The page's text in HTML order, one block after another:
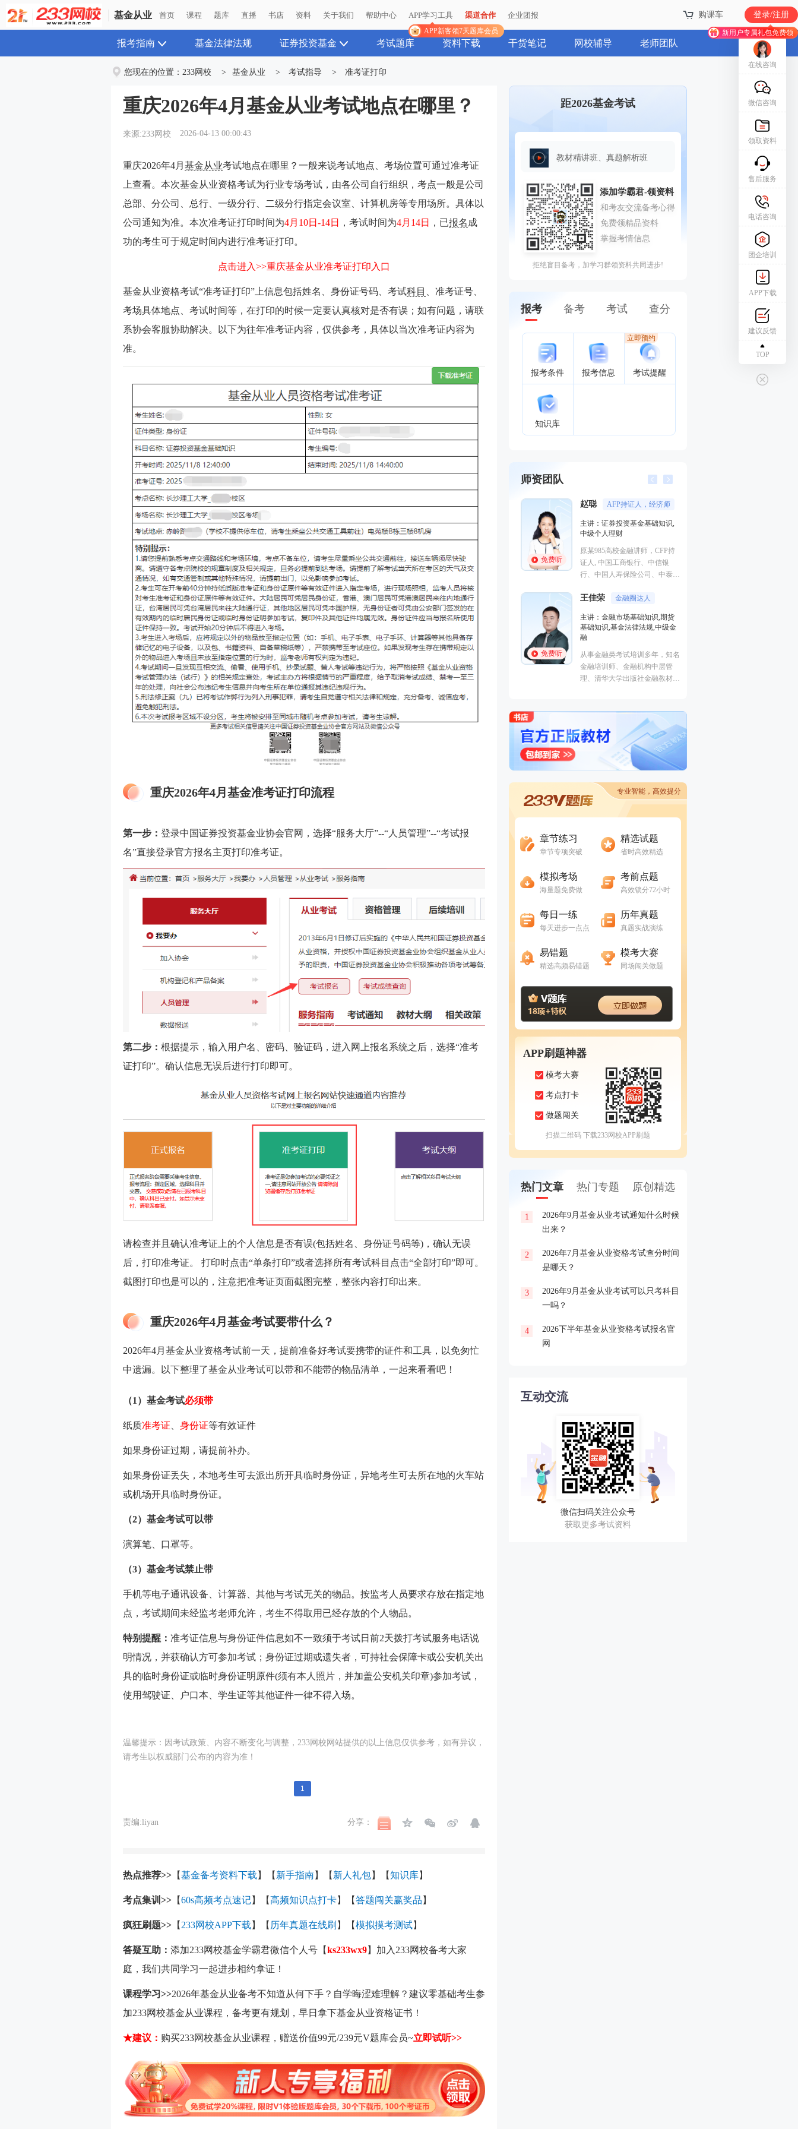
基金从业 首页 课程 题库 直播 书店 资料 关于我们 帮助中心 APP学习工具
APP新客领7天题库会员
渠道合作 企业团报 购课车 登录/注册
新用户专属礼包免费领
报考指南 基金法律法规 证券投资基金 考试题库 资料下载 干货笔记 网校辅导 老师团队
您现在的位置： 233网校 > 基金从业 > 考试指导 > 准考证打印
重庆2026年4月基金从业考试地点在哪里？
来源:233网校 2026-04-13 00:00:43
重庆2026年4月 基金从业考试地点在哪里？一般来说考试地点、考场位置可通过准考证
上查看。本次基金从业资格考试为行业专场考试，由各公司自行组织，考点一般是公司
总部、分公司、总行、一级分行、二级分行指定会议室、计算机房等专用场所。具体以
公司通知为准。本次准考证打印时间为4月10日-14日 ，考试时间为4月14日 ，已报名 成
功的考生可于规定时间内进行准考证打印。
点击进入>>重庆基金从业准考证打印入口
基金从业资格考试“准考证打印”上信息包括姓名、身份证号码、考试科目
、准考证号、
考场具体地点、考试时间等，在打印的时候一定要认真核对是否有误；如有问题，请联
系协会客服协助解决。以下为往年准考证内容，仅供参考，具体以当次准考证内容为
准。
重庆2026年4月基金准考证打印流程
第一步： 登录中国证券投资基金业协会官网，选择“服务大厅”--“人员管理”--“考试报
名”直接登录官方报名主页打印准考证。
第二步： 根据提示，输入用户名、密码、验证码，进入网上报名系统之后，选择“准考
证打印”。确认信息无误后进行打印即可。
请检查并且确认准考证上的个人信息是否有误(包括姓名、身份证号码等)，确认无误
后，打印准考证。 打印时点击“单条打印”或者选择所有考试科目点击“全部打印”即可。
截图打印也是可以的，注意把准考证页面截图完整，整张内容打印出来。
重庆2026年4月基金考试要带什么？
2026年4月基金从业资格考试前一天，提前准备好考试要携带的证件和工具，以免匆忙
中遗漏。以下整理了基金从业考试可以带和不能带的物品清单，一起来看看吧！
（1）基金考试必须带
纸质准考证 身份证等有效证件
如果身份证过期，请提前补办。
如果身份证丢失，本地考生可去派出所开具临时身份证，异地考生可去所在地的火车站
或机场开具临时身份证。
（2）基金考试可以带
演算笔、口罩等。
（3）基金考试禁止带
手机等电子通讯设备、计算器、其他与考试无关的物品。按监考人员要求存放在指定地
点，考试期间未经监考老师允许，考生不得取用已经存放的个人物品。
特别提醒： 准考证信息与身份证件信息如不一致须于考试日前2天拨打考试服务电话说
明情况，并获确认方可参加考试；身份证过期或遗失者，可持社会保障卡或公安机关出
具的临时身份证或临时身份证明原件(须有本人照片，并加盖公安机关印章)参加考试，
使用驾驶证、户口本、学生证等其他证件一律不得入场。
温馨提示：因考试政策、内容不断变化与调整，233网校 网站提供的以上信息仅供参考，如有异议，
请考生以权威部门公布的内容为准！
1
责编:liyan 分享：
热点推荐>> 【基金备考资料下载 】【 新手指南】【 新人礼包】【知识库】
考点集训>> 【60s高频考点速记】【高频知识点打卡】【答题闯关赢奖品 】
疯狂刷题>> 【 233网校APP下载 】【 历年真题在线刷 】【模拟摸考测试】
答疑互助： 添加233网校基金学霸君微信个人号【ks233wx9】加入233网校备考大家
庭，我们共同学习一起进步相约拿证！
课程学习>>2026年基金从业备考不知道从何下手？自学晦涩难理解？建议零基础考生参
加233网校基金从业课程，备考更有规划，早日拿下基金从业资格证书！
★建议： 购买233网校基金从业课程，赠送价值99元/239元V题库会员~立即试听>>
距2026基金考试
教材精讲班、真题解析班
拒绝盲目备考，加学习群领资料共同进步!
报考 备考 考试 查分
报考条件 报考信息 考试提醒
立即预约
知识库
师资团队
免费听
赵聪 AFP持证人，经济师
主讲：证券投资基金基础知识,
中级个人理财
原某985高校金融讲师，CFP持
证人, 中国工商银行、中信银
行、中国人寿保险公司、中泰证
聘内训讲师。
免费听
王佳荣 金融圈达人
主讲：金融市场基础知识,期货
基础知识,基金法律法规,中级金
融
从事金融类考试培训多年，知名
金融培训师、金融机构中层管
理、清华大学出版社金融教材副
的“一哥”。
专业智能，高效提分
章节练习
章节专项突破
精选试题
省时高效精选
模拟考场
海量题免费做
考前点题
高效锁分72小时
每日一练
每天进步一点点
历年真题
真题实战演练
易错题
精选高频易错题
模考大赛
同场闯关做题
APP刷题神器
模考大赛
考点打卡
做题闯关
扫描二维码 下载233网校APP刷题
热门文章 热门专题 原创精选
1
2026年9月基金从业考试通知什么时候
出来？
2
2026年7月基金从业资格考试查分时间
是哪天？
3
2026年9月基金从业考试可以只考科目
一吗？
4
2026下半年基金从业资格考试报名官
网
互动交流
微信扫码关注公众号
获取更多考试资料
在线咨询
微信咨询
领取资料
售后服务
电话咨询
团企培训
APP下载
建议反馈
TOP